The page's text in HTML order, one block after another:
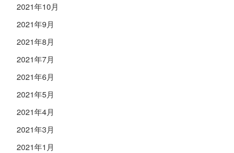
2021年10月
2021年9月
2021年8月
2021年7月
2021年6月
2021年5月
2021年4月
2021年3月
2021年1月